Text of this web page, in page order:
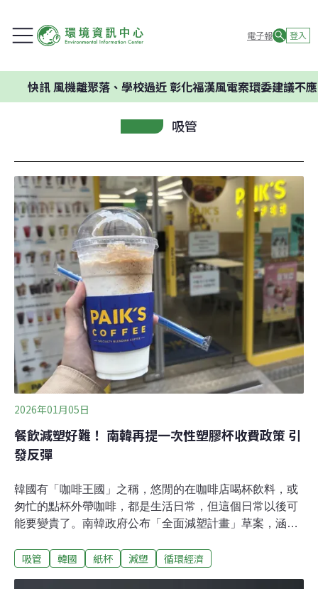
電子報 登入
風機離聚落、學校過近 彰化福漢風電案環委建議不應開發
吸管
2026年01月05日
餐飲減塑好難！ 南韓再提一次性塑膠杯收費政策 引
發反彈
韓國有「咖啡王國」之稱，悠閒的在咖啡店喝杯飲料，或
匆忙的點杯外帶咖啡，都是生活日常，但這個日常以後可
能要變貴了。南韓政府公布「全面減塑計畫」草案，涵蓋
場，店家和消費者怨聲四起。向全面減塑宣戰韓國氣候能
吸管 韓國 紙杯 減塑 循環經濟